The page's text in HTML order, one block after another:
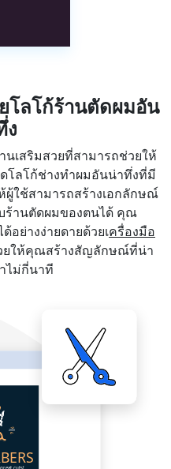
โลโก้ร้านตัดผมอัน
ง
นเสริมสวยที่สามารถช่วยให้
โลโก้ช่างทำผมอันน่าทึ่งที่มี
ผู้ใช้สามารถสร้างเอกลักษณ์
ร้านตัดผมของตนได้ คุณ
อย่างง่ายดายด้วยเครื่องมือ
วยให้คุณสร้างสัญลักษณ์ที่น่า
ไม่กี่นาที